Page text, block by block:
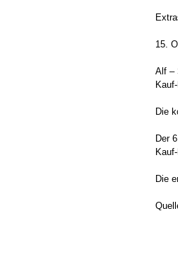
15.
Alf –
Die
Der
Die